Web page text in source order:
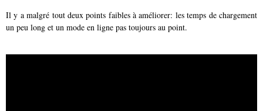
Il y a malgré tout deux points faibles à améliorer: les temps de chargement
un peu long et un mode en ligne pas toujours au point.